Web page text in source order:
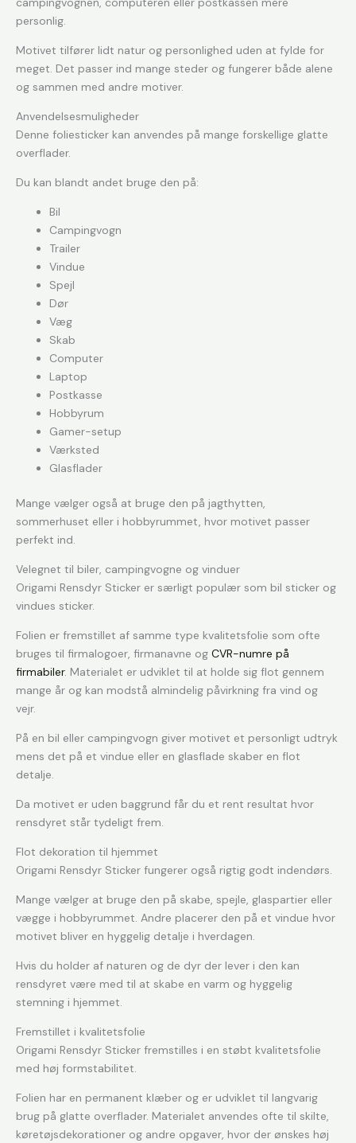
personlig.
Motivet tilfører lidt natur og personlighed uden at fylde for
meget. Det passer ind mange steder og fungerer både alene
og sammen med andre motiver.
Anvendelsesmuligheder
Denne foliesticker kan anvendes på mange forskellige glatte
overflader.
Du kan blandt andet bruge den på:
Bil
Campingvogn
Trailer
Vindue
Spejl
Dør
Væg
Skab
Computer
Laptop
Postkasse
Hobbyrum
Gamer-setup
Værksted
Glasflader
Mange vælger også at bruge den på jagthytten,
sommerhuset eller i hobbyrummet, hvor motivet passer
perfekt ind.
Velegnet til biler, campingvogne og vinduer
Origami Rensdyr Sticker er særligt populær som bil sticker og
vindues sticker.
Folien er fremstillet af samme type kvalitetsfolie som ofte
bruges til firmalogoer, firmanavne og CVR-numre på
firmabiler. Materialet er udviklet til at holde sig flot gennem
mange år og kan modstå almindelig påvirkning fra vind og
vejr.
På en bil eller campingvogn giver motivet et personligt udtryk
mens det på et vindue eller en glasflade skaber en flot
detalje.
Da motivet er uden baggrund får du et rent resultat hvor
rensdyret står tydeligt frem.
Flot dekoration til hjemmet
Origami Rensdyr Sticker fungerer også rigtig godt indendørs.
Mange vælger at bruge den på skabe, spejle, glaspartier eller
vægge i hobbyrummet. Andre placerer den på et vindue hvor
motivet bliver en hyggelig detalje i hverdagen.
Hvis du holder af naturen og de dyr der lever i den kan
rensdyret være med til at skabe en varm og hyggelig
stemning i hjemmet.
Fremstillet i kvalitetsfolie
Origami Rensdyr Sticker fremstilles i en støbt kvalitetsfolie
med høj formstabilitet.
Folien har en permanent klæber og er udviklet til langvarig
brug på glatte overflader. Materialet anvendes ofte til skilte,
køretøjsdekorationer og andre opgaver, hvor der ønskes høj